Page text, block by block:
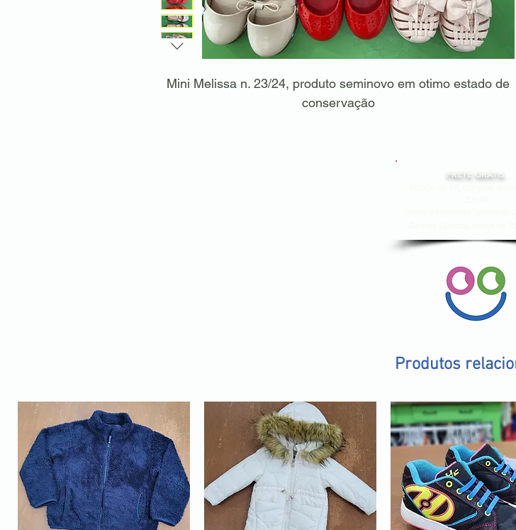
Mini Melissa n. 23/24, produto seminovo em otimo estado de
conservação
FRETE GRÁTIS
Produtos